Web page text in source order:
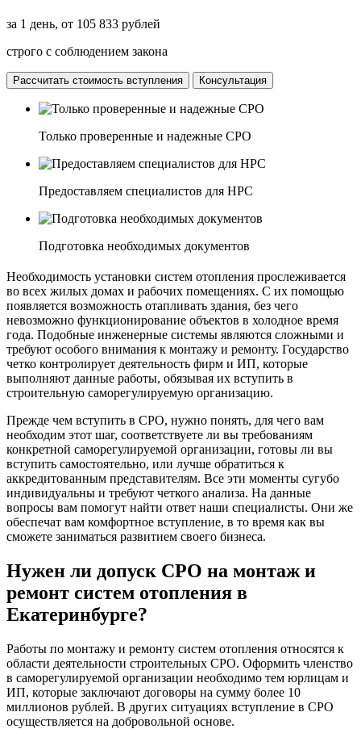
за 1 день, от 105 833 рублей
строго с соблюдением закона
Рассчитать стоимость вступления Консультация
Только проверенные и надежные СРО
Предоставляем специалистов для НРС
Подготовка необходимых документов
Необходимость установки систем отопления прослеживается
во всех жилых домах и рабочих помещениях. С их помощью
появляется возможность отапливать здания, без чего
невозможно функционирование объектов в холодное время
года. Подобные инженерные системы являются сложными и
требуют особого внимания к монтажу и ремонту. Государство
четко контролирует деятельность фирм и ИП, которые
выполняют данные работы, обязывая их вступить в
строительную саморегулируемую организацию.
Прежде чем вступить в СРО, нужно понять, для чего вам
необходим этот шаг, соответствуете ли вы требованиям
конкретной саморегулируемой организации, готовы ли вы
вступить самостоятельно, или лучше обратиться к
аккредитованным представителям. Все эти моменты сугубо
индивидуальны и требуют четкого анализа. На данные
вопросы вам помогут найти ответ наши специалисты. Они же
обеспечат вам комфортное вступление, в то время как вы
сможете заниматься развитием своего бизнеса.
Нужен ли допуск СРО на монтаж и
ремонт систем отопления в
Екатеринбурге?
Работы по монтажу и ремонту систем отопления относятся к
области деятельности строительных СРО. Оформить членство
в саморегулируемой организации необходимо тем юрлицам и
ИП, которые заключают договоры на сумму более 10
миллионов рублей. В других ситуациях вступление в СРО
осуществляется на добровольной основе.